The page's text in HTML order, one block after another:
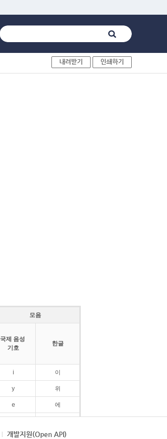
내려받기 인쇄하기
모음
국제 음성
기호
한글
i 이
y 위
e 에
ɛ 에
개발지원(Open API)